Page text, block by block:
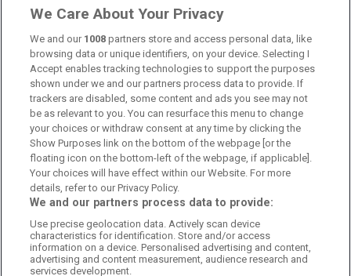
Länkar
Om oss
Kontakta oss
Kundtjänst
Sponsor: Rekatochklart
Annonsera på Fotbolldirekt
Redaktionell policy
Personuppgiftspolicy
Cookiepolicy
We Care About Your Privacy
We and our 1008 partners store and access personal data, like
browsing data or unique identifiers, on your device. Selecting I
Accept enables tracking technologies to support the purposes
shown under we and our partners process data to provide. If
trackers are disabled, some content and ads you see may not
be as relevant to you. You can resurface this menu to change
your choices or withdraw consent at any time by clicking the
Show Purposes link on the bottom of the webpage [or the
floating icon on the bottom-left of the webpage, if applicable].
Your choices will have effect within our Website. For more
details, refer to our Privacy Policy.
We and our partners process data to provide:
Use precise geolocation data. Actively scan device
characteristics for identification. Store and/or access
information on a device. Personalised advertising and content,
advertising and content measurement, audience research and
services development.